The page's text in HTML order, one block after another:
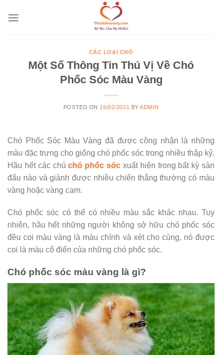
CÁC LOẠI CHÓ
Một Số Thông Tin Thú Vị Về Chó
Phốc Sóc Màu Vàng
POSTED ON 16/02/2021 BYADMIN
Chó Phốc Sóc Màu Vàng đã được công nhận là những
màu đặc trưng cho giống chó phốc sóc trong nhiều thập kỷ.
Hầu hết các chúchó phốc sóc xuất hiện trong bất kỳ sàn
đấu nào và giành được nhiều chiến thắng thường có màu
vàng hoặc vàng cam.
Chó phốc sóc có thể có nhiều màu sắc khác nhau. Tuy
nhiên, hầu hết những người không sở hữu chó phốc sóc
đều coi màu vàng là màu chính và xét cho cùng, nó được
coi là màu cổ điển của những chó phốc sóc.
Chó phốc sóc màu vàng là gì?